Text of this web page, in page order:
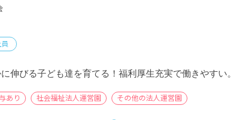
伸びる子ども達を育てる！福利厚生充実で働きやすい。
あり 社会福祉法人運営園 その他の法人運営園